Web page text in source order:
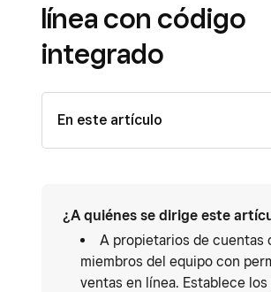
línea con código
integrado
En este artículo
¿A quiénes se dirige este
A propietarios de cuentas
miembros del equipo con
ventas en línea. Establece